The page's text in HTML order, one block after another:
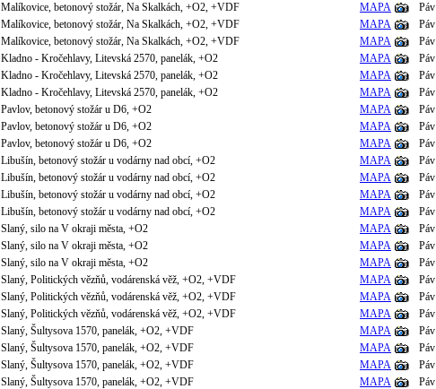
Malíkovice, betonový stožár, Na Skalkách, +O2, +VDF MAPA
Páv
Malíkovice, betonový stožár, Na Skalkách, +O2, +VDF MAPA
Páv
Malíkovice, betonový stožár, Na Skalkách, +O2, +VDF MAPA
Páv
Kladno - Kročehlavy, Litevská 2570, panelák, +O2 MAPA
Páv
Kladno - Kročehlavy, Litevská 2570, panelák, +O2 MAPA
Páv
Kladno - Kročehlavy, Litevská 2570, panelák, +O2 MAPA
Páv
Pavlov, betonový stožár u D6, +O2 MAPA
Páv
Pavlov, betonový stožár u D6, +O2 MAPA
Páv
Pavlov, betonový stožár u D6, +O2 MAPA
Páv
Libušín, betonový stožár u vodárny nad obcí, +O2 MAPA
Páv
Libušín, betonový stožár u vodárny nad obcí, +O2 MAPA
Páv
Libušín, betonový stožár u vodárny nad obcí, +O2 MAPA
Páv
Libušín, betonový stožár u vodárny nad obcí, +O2 MAPA
Páv
Slaný, silo na V okraji města, +O2 MAPA
Páv
Slaný, silo na V okraji města, +O2 MAPA
Páv
Slaný, silo na V okraji města, +O2 MAPA
Páv
Slaný, Politických vězňů, vodárenská věž, +O2, +VDF MAPA
Páv
Slaný, Politických vězňů, vodárenská věž, +O2, +VDF MAPA
Páv
Slaný, Politických vězňů, vodárenská věž, +O2, +VDF MAPA
Páv
Slaný, Šultysova 1570, panelák, +O2, +VDF MAPA
Páv
Slaný, Šultysova 1570, panelák, +O2, +VDF MAPA
Páv
Slaný, Šultysova 1570, panelák, +O2, +VDF MAPA
Páv
Slaný, Šultysova 1570, panelák, +O2, +VDF MAPA
Páv